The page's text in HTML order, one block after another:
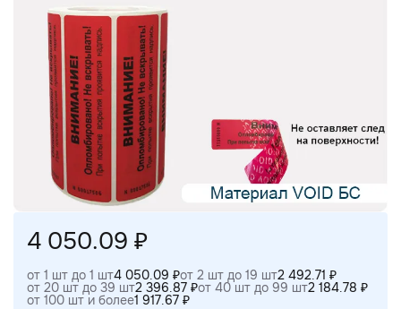
4 050.09 ₽
от 1 шт до 1 шт4 050.09 ₽от 2 шт до 19 шт2 492.71 ₽
от 20 шт до 39 шт2 396.87 ₽от 40 шт до 99 шт2 184.78 ₽
от 100 шт и более1 917.67 ₽